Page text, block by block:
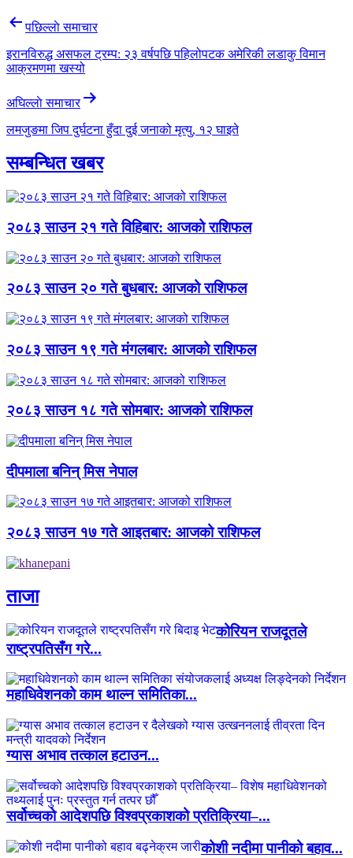
Post
navigation
पछिल्लाे समाचार
इरानविरुद्ध असफल ट्रम्प: २३ वर्षपछि पहिलोपटक अमेरिकी लडाकु विमान
आक्रमणमा खस्यो
अघिल्लाे समाचार
लमजुङमा जिप दुर्घटना हुँदा दुई जनाको मृत्यु, १२ घाइते
सम्बन्धित खबर
२०८३ साउन २१ गते विहिबार: आजको राशिफल
२०८३ साउन २० गते बुधबार: आजको राशिफल
२०८३ साउन १९ गते मंगलबार: आजको राशिफल
२०८३ साउन १८ गते सोमबार: आजको राशिफल
दीपमाला बनिन् मिस नेपाल
२०८३ साउन १७ गते आइतबार: आजको राशिफल
ताजा
कोरियन राजदूतले
राष्ट्रपतिसँग गरे...
महाधिवेशनको काम थाल्न समितिका...
ग्यास अभाव तत्काल हटाउन...
सर्वोच्चको आदेशपछि विश्वप्रकाशको प्रतिक्रिया–...
कोशी नदीमा पानीको बहाव...